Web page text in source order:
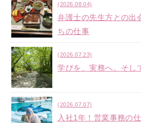
(2026.08.04)
弁護士の先生方との出
ちの仕事
(2026.07.23)
学びを、実務へ。そし
(2026.07.07)
入社1年！営業事務の